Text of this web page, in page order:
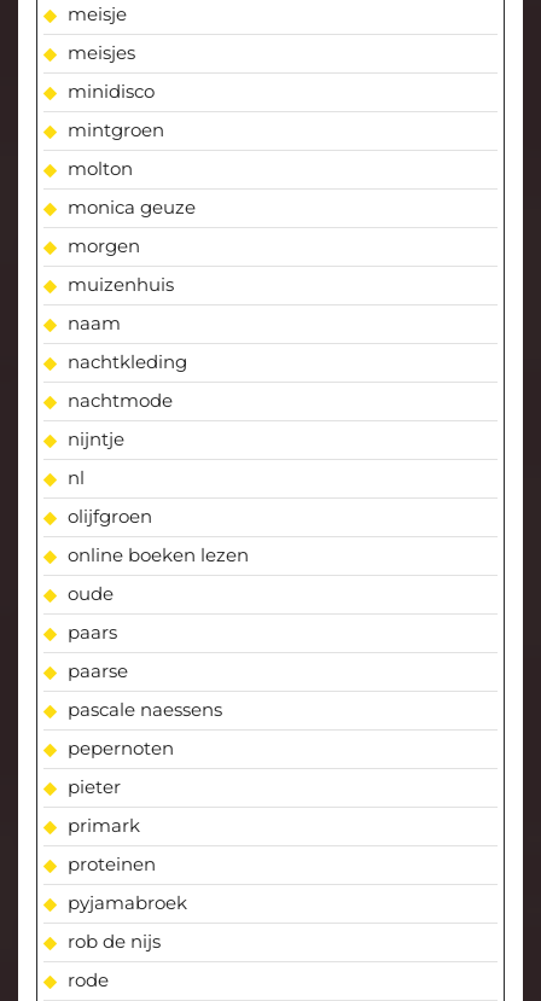
meisje
meisjes
minidisco
mintgroen
molton
monica geuze
morgen
muizenhuis
naam
nachtkleding
nachtmode
nijntje
nl
olijfgroen
online boeken lezen
oude
paars
paarse
pascale naessens
pepernoten
pieter
primark
proteinen
pyjamabroek
rob de nijs
rode